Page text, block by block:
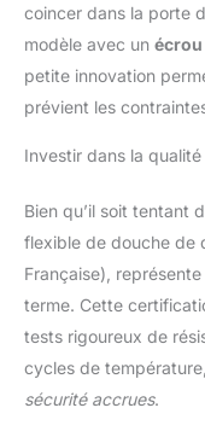
coincer dans la porte
modèle avec un
petite innovation
prévient les
Investir dans la
Bien qu’il soit tentant
flexible de douche de
Française),
terme. Cette
tests rigoureux de
cycles de
sécurité accrues.